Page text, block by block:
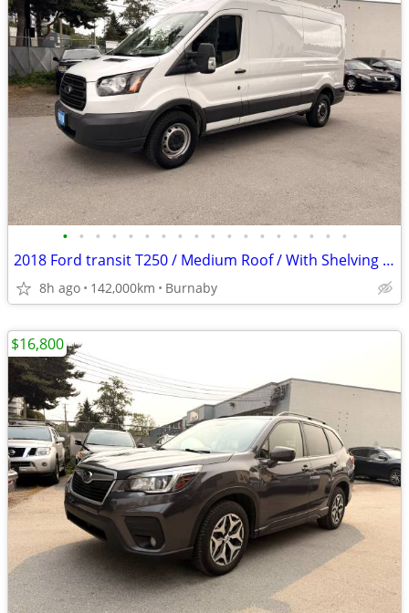
• • • • • • • • • • • • • • • • • •
2018 Ford transit T250 / Medium Roof / With Shelving / Ladder Rack
8h ago 142,000km Burnaby
$16,800